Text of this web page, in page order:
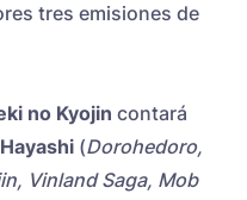
tres emisiones de
no Kyojin contará
(Dorohedoro,
Vinland Saga, Mob